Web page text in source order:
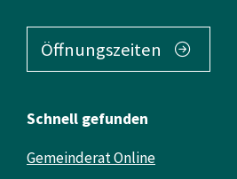
Öffnungszeiten
Schnell gefunden
Gemeinderat Online